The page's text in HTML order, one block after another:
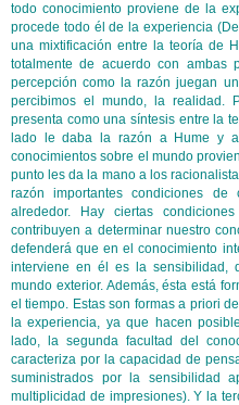
todo conocimiento proviene de la
procede todo él de la experiencia
una mixtificación entre la teoría de
totalmente de acuerdo con ambas
percepción como la razón juegan
percibimos el mundo, la realidad.
presenta como una síntesis entre la
lado le daba la razón a Hume y
conocimientos sobre el mundo
punto les da la mano a los
razón importantes condiciones
alrededor. Hay ciertas
contribuyen a determinar nuestro
defenderá que en el conocimiento
interviene en él es la sensibilidad,
mundo exterior. Además, ésta está
el tiempo. Estas son formas a priori
la experiencia, ya que hacen
lado, la segunda facultad del
caracteriza por la capacidad de
suministrados por la sensibilidad
multiplicidad de impresiones). Y la